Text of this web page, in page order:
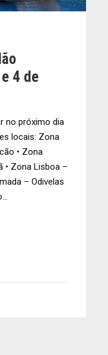
4 de
no próximo dia
locais: Zona
• Zona
• Zona Lisboa –
– Odivelas